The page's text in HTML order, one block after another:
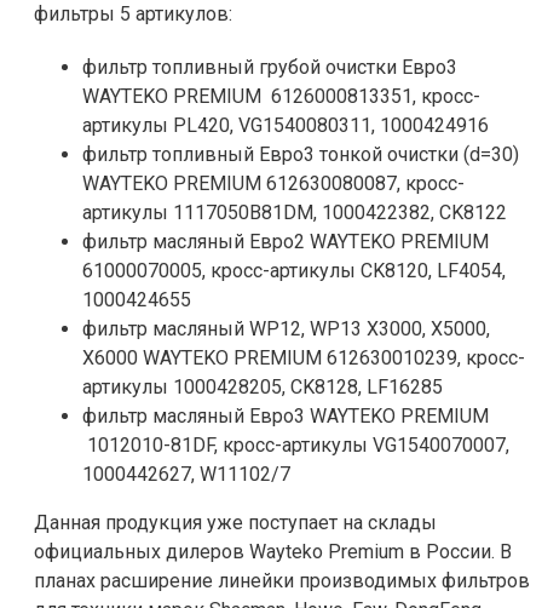
фильтры 5 артикулов:
фильтр топливный грубой очистки Евро3
WAYTEKO PREMIUM 6126000813351, кросс-
артикулы PL420, VG1540080311, 1000424916
фильтр топливный Евро3 тонкой очистки (d=30)
WAYTEKO PREMIUM 612630080087, кросс-
артикулы 1117050B81DM, 1000422382, CK8122
фильтр масляный Евро2 WAYTEKO PREMIUM
61000070005, кросс-артикулы CK8120, LF4054,
1000424655
фильтр масляный WP12, WP13 X3000, X5000,
X6000 WAYTEKO PREMIUM 612630010239, кросс-
артикулы 1000428205, CK8128, LF16285
фильтр масляный Евро3 WAYTEKO PREMIUM
1012010-81DF, кросс-артикулы VG1540070007,
1000442627, W11102/7
Данная продукция уже поступает на склады
официальных дилеров Wayteko Premium в России. В
планах расширение линейки производимых фильтров